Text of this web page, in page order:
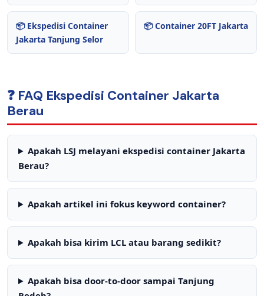
📦 Ekspedisi Container
Jakarta Tanjung Selor
📦 Container 20FT Jakarta
❓ FAQ Ekspedisi Container Jakarta
Berau
Apakah LSJ melayani ekspedisi container Jakarta
Berau?
Apakah artikel ini fokus keyword container?
Apakah bisa kirim LCL atau barang sedikit?
Apakah bisa door-to-door sampai Tanjung